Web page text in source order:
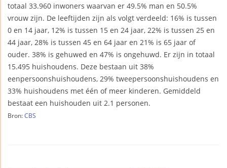
totaal 33.960 inwoners waarvan er 49.5% man en 50.5%
vrouw zijn. De leeftijden zijn als volgt verdeeld: 16% is tussen
0 en 14 jaar, 12% is tussen 15 en 24 jaar, 22% is tussen 25 en
44 jaar, 28% is tussen 45 en 64 jaar en 21% is 65 jaar of
ouder. 38% is gehuwed en 47% is ongehuwd. Er zijn in totaal
15.495 huishoudens. Deze bestaan uit 38%
eenpersoonshuishoudens, 29% tweepersoonshuishoudens en
33% huishoudens met één of meer kinderen. Gemiddeld
bestaat een huishouden uit 2.1 personen.
Bron: CBS